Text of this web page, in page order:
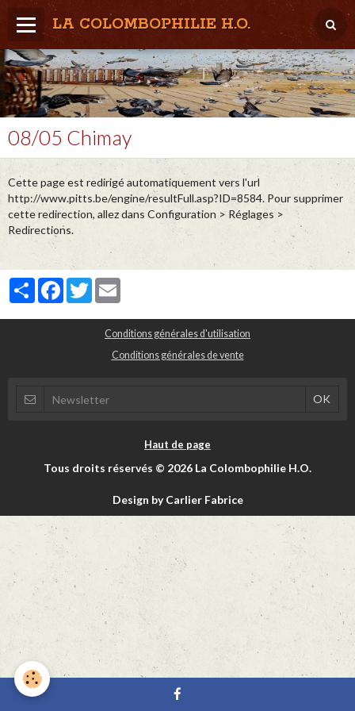
LA COLOMBOPHILIE H.O.
Home
Météo / Het weer
Lâcher / Los
Result. clubs, Provincial, (Inter)National
RFCB / KBDB
08/05 Chimay
Cette page est redirigé automatiquement vers l'url
http://www.pitts.be/engine/resultFull.asp?ID=8584. Pour supprimer
cette redirection, allez dans Configuration > Réglages >
Redirections.
PartagerFacebook
Twitter
Conditions générales d'utilisation
Conditions générales de vente
Haut de page
Tous droits réservés © 2026 La Colombophilie H.O.
Design by Carlier Fabrice